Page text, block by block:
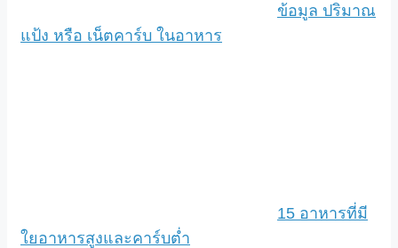
ข้อมูล ปริมาณ
แป้ง หรือ เน็ตคาร์บ ในอาหาร
15 อาหารที่มี
ใยอาหารสูงและคาร์บต่ำ